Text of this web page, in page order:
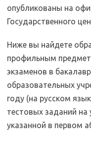
опубликованы на
Государственного
Ниже вы найдете
профильным
экзаменов в
образовательных
году (на русском
тестовых заданий на
указанной в первом